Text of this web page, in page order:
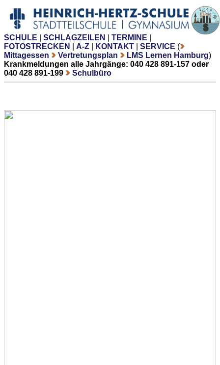
SCHULE SCHLAGZEILEN TERMINE
FOTOSTRECKEN
A-Z KONTAKT SERVICE (
Mittagessen
Vertretungsplan LMS Lernen Hamburg)
Krankmeldungen alle Jahrgänge: 040 428 891-157 oder
040 428 891-199
Schulbüro